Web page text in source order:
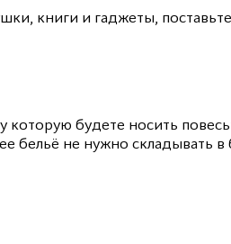
книги и гаджеты,
которую будете носить
бельё не нужно складывать